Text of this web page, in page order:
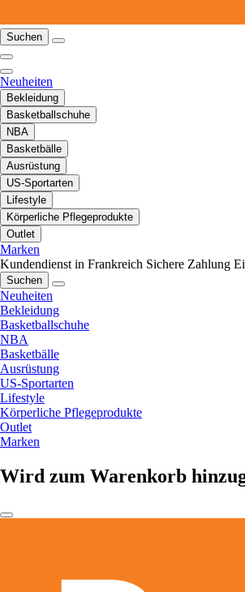
Suchen
Neuheiten
Bekleidung
Basketballschuhe
NBA
Basketbälle
Ausrüstung
US-Sportarten
Lifestyle
Körperliche Pflegeprodukte
Outlet
Marken
Kundendienst in Frankreich Sichere Zahlung
Suchen
Neuheiten
Bekleidung
Basketballschuhe
NBA
Basketbälle
Ausrüstung
US-Sportarten
Lifestyle
Körperliche Pflegeprodukte
Outlet
Marken
Wird zum Warenkorb